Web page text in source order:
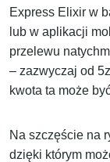
Express Elixir w
lub w aplikacji
przelewu
– zazwyczaj od
kwota ta może
Na szczęście na
dzięki którym